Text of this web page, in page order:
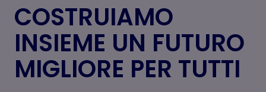
COSTRUIAMO
INSIEME UN FUTURO
MIGLIORE PER TUTTI